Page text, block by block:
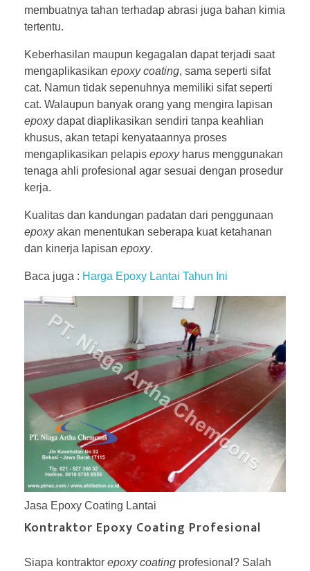
membuatnya tahan terhadap abrasi juga bahan kimia
tertentu.
Keberhasilan maupun kegagalan dapat terjadi saat
mengaplikasikan epoxy coating, sama seperti sifat
cat. Namun tidak sepenuhnya memiliki sifat seperti
cat. Walaupun banyak orang yang mengira lapisan
epoxydapat diaplikasikan sendiri tanpa keahlian
khusus, akan tetapi kenyataannya proses
mengaplikasikan pelapis epoxyharus menggunakan
tenaga ahli profesional agar sesuai dengan prosedur
kerja.
Kualitas dan kandungan padatan dari penggunaan
epoxyakan menentukan seberapa kuat ketahanan
dan kinerja lapisan epoxy.
Baca juga : Harga Epoxy Lantai Tahun Ini
Jasa Epoxy Coating Lantai
Kontraktor Epoxy Coating Profesional
Siapa kontraktor epoxy coating profesional? Salah